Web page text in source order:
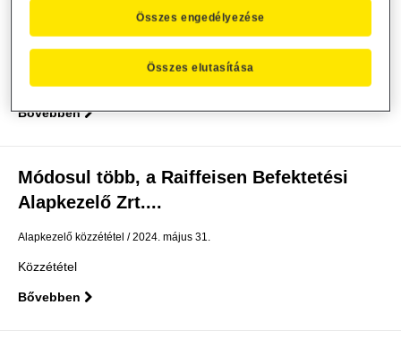
Kezelési szabályzat módosítás
Alapkezelő közzététel 2024. június 4.
Közzététel
Bővebben
Módosul több, a Raiffeisen Befektetési
Alapkezelő Zrt....
Alapkezelő közzététel 2024. május 31.
Közzététel
Bővebben
Összes elutasítása
Összes engedélyezése